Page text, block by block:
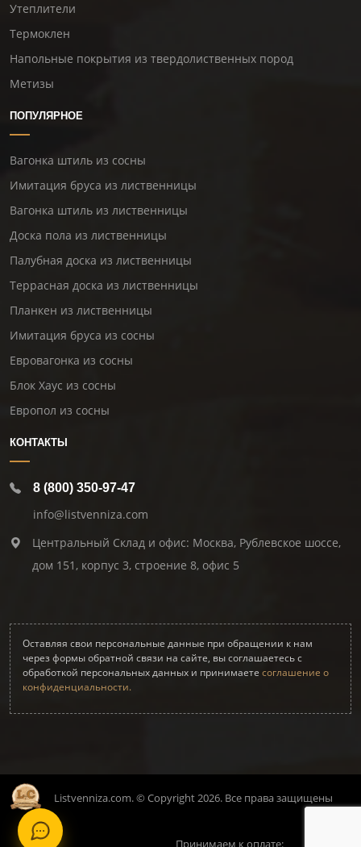
Утеплители
Термоклен
Напольные покрытия из твердолиственных пород
Метизы
ПОПУЛЯРНОЕ
Вагонка штиль из сосны
Имитация бруса из лиственницы
Вагонка штиль из лиственницы
Доска пола из лиственницы
Палубная доска из лиственницы
Террасная доска из лиственницы
Планкен из лиственницы
Имитация бруса из сосны
Евровагонка из сосны
Блок Хаус из сосны
Европол из сосны
КОНТАКТЫ
8 (800) 350-97-47
info@listvenniza.com
Центральный Склад и офис: Москва, Рублевское шоссе,
дом 151, корпус 3, строение 8, офис 5
Оставляя свои персональные данные при обращении к нам
через формы обратной связи на сайте, вы соглашаетесь с
обработкой персональных данных и принимаете соглашение о
конфиденциальности.
Listvenniza.com. © Copyright 2026. Все права защищены
Принимаем к оплате: